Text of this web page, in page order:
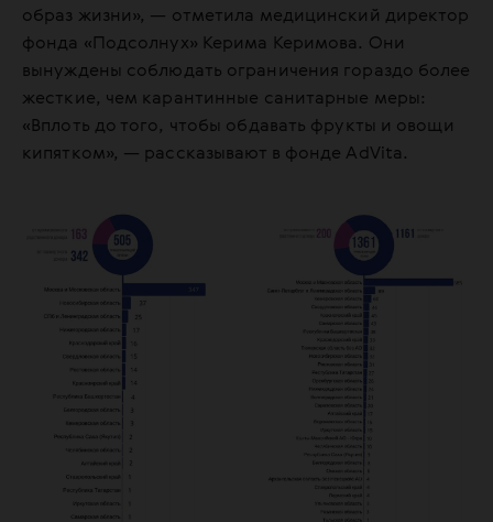
образ жизни», — отметила медицинский директор
фонда «Подсолнух» Керима Керимова. Они
вынуждены соблюдать ограничения гораздо более
жесткие, чем карантинные санитарные меры:
«Вплоть до того, чтобы обдавать фрукты и овощи
кипятком», — рассказывают в фонде AdVita.